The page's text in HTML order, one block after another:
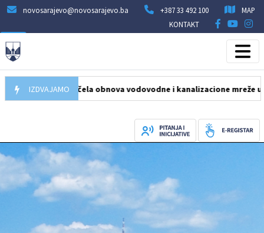
novosarajevo@novosarajevo.ba +387 33 492 100
MAP
KONTAKT
IZDVAJAMO
Počela obnova vodovodne i kanalizacione mreže u ulici